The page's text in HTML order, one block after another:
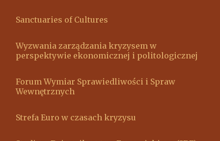
Sanctuaries of Cultures
Wyzwania zarządzania kryzysem w
perspektywie ekonomicznej i politologicznej
Forum Wymiar Sprawiedliwości i Spraw
Wewnętrznych
Strefa Euro w czasach kryzysu